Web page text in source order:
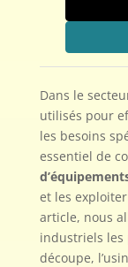
Dans le
utilisés pour
les besoins
essentiel de
et les
article, nous
industriels les
découpe,